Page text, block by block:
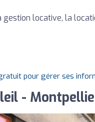
locative, la
pour gérer ses
-